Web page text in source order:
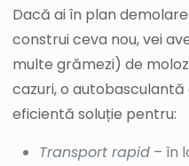
Dacă ai în plan
construi ceva nou, vei
multe grămezi) de
cazuri, o
eficientă soluție pentru:
Transport rapid – în